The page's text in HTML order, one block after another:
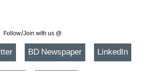
Follow/Join with us @
BD Newspaper LinkedIn